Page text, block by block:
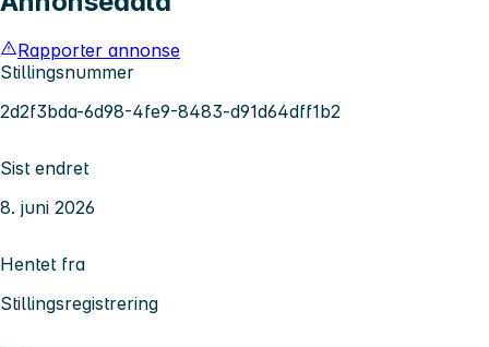
Rapporter annonse
Stillingsnummer
2d2f3bda-6d98-4fe9-8483-d91d64dff1b2
Sist endret
8. juni 2026
Hentet fra
Stillingsregistrering